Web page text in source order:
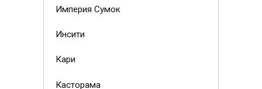
Империя Сумок
Инсити
Кари
Касторама